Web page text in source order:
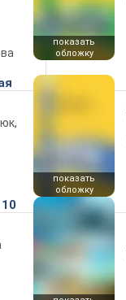
показать
обложку
показать
обложку